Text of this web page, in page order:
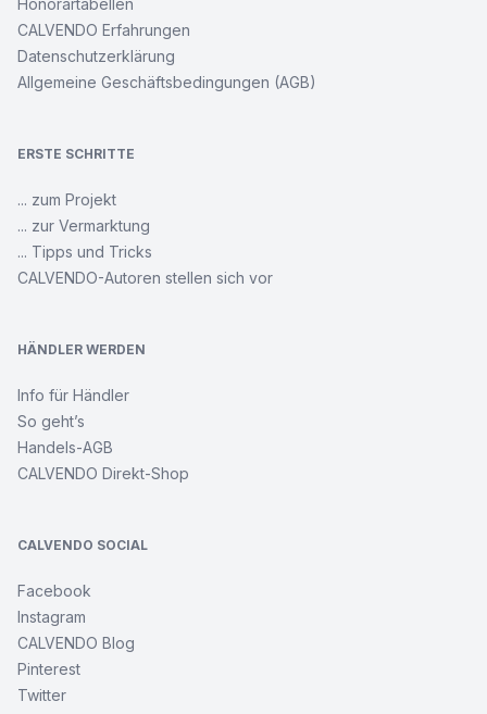
ONLYNUDE.ART
–
Farben
Wikinger
Nordische
Fantasiemotive
seine
Besuch
im
Erotik
Wo
das
Herz
nach
Honorartabellen
CALVENDO Erfahrungen
Datenschutzerklärung
Allgemeine Geschäftsbedingungen (AGB)
ERSTE SCHRITTE
... zum Projekt
... zur Vermarktung
... Tipps und Tricks
CALVENDO-Autoren stellen sich vor
HÄNDLER WERDEN
Info für Händler
So geht’s
Handels-AGB
CALVENDO Direkt-Shop
CALVENDO SOCIAL
Facebook
Instagram
CALVENDO Blog
Pinterest
Twitter